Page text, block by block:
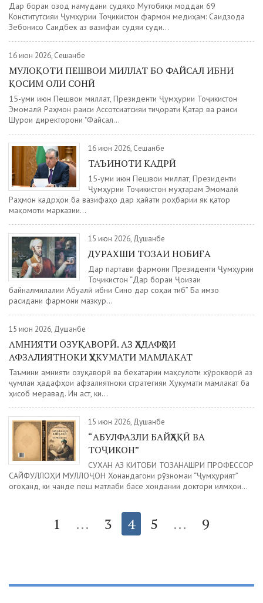
Дар бораи озод намудани судяҳо Мутобиқи моддаи 69
Конститутсияи Ҷумҳурии Тоҷикистон фармон медиҳам: Саидзода
Зебонисо Саидбек аз вазифаи судяи суди...
16 июн 2026, Сешанбе
МУЛОҚОТИ ПЕШВОИ МИЛЛАТ БО ФАЙСАЛ ИБНИ
ҚОСИМ ОЛИ СОНӢ
15-уми июн Пешвои миллат, Президенти Ҷумҳурии Тоҷикистон
Эмомалӣ Раҳмон раиси Ассотсиатсияи тиҷорати Қатар ва раиси
Шурои директорони "Файсал...
16 июн 2026, Сешанбе
ТАЪИНОТИ КАДРӢ
15-уми июн Пешвои миллат, Президенти
Ҷумҳурии Тоҷикистон муҳтарам Эмомалӣ
Раҳмон кадрҳои ба вазифаҳо дар ҳайати роҳбарии як қатор
мақомоти марказии...
15 июн 2026, Душанбе
ДУРАХШИ ТОЗАИ НОБИҒА
Дар партави фармони Президенти Ҷумҳурии
Тоҷикистон “Дар бораи Ҷоизаи
байналмилалии Абуалӣ ибни Сино дар соҳаи тиб” Ба имзо
расидани фармони мазкур...
15 июн 2026, Душанбе
АМНИЯТИ ОЗУҚАВОРӢ. АЗ ҲАДАФҲОИ
АФЗАЛИЯТНОКИ ҲУКУМАТИ МАМЛАКАТ
Таъмини амнияти озуқаворӣ ва бехатарии маҳсулоти хӯрокворӣ аз
ҷумлаи ҳадафҳои афзалиятноки стратегияи Ҳукумати мамлакат ба
ҳисоб меравад. Ин аст, ки...
15 июн 2026, Душанбе
“АБУЛФАЗЛИ БАЙҲАҚӢ ВА
ТОҶИКОН”
СУХАН АЗ КИТОБИ ТОЗАНАШРИ ПРОФЕССОР
САЙФУЛЛОҲИ МУЛЛОҶОН Хонандагони рӯзномаи “Ҷумҳурият”
огоҳанд, ки чанде пеш матлаби басе хондании доктори илмҳои...
1 ... 3 4 5 ... 9